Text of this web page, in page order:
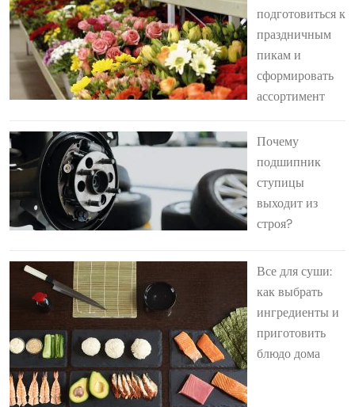
подготовиться к
праздничным
пикам и
сформировать
ассортимент
Почему
подшипник
ступицы
выходит из
строя?
Все для суши:
как выбрать
ингредиенты и
приготовить
блюдо дома